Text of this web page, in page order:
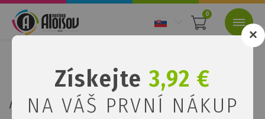
0
Aloisov školní sešit 424
Aloisov školní sešit 424
Získejte3,92 €
NA VÁŠ PRVNÍ NÁKUP